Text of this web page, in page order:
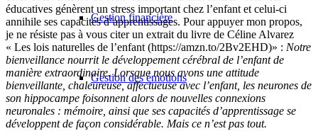
Gestion financière
Gestion des émotions
éducatives génèrent un stress important chez l’enfant et celui-ci
annihile ses capacités d’apprentissages. Pour appuyer mon propos,
je ne résiste pas à vous citer un extrait du livre de Céline Alvarez
« Les lois naturelles de l’enfant (https://amzn.to/2Bv2EHD)» : Notre
bienveillance nourrit le développement cérébral de l’enfant de
manière extraordinaire. Lorsque nous avons une attitude
bienveillante, chaleureuse, affectueuse avec l’enfant, les neurones de
son hippocampe foisonnent alors de nouvelles connexions
neuronales : mémoire, ainsi que ses capacités d’apprentissage se
développent de façon considérable. Mais ce n’est pas tout.